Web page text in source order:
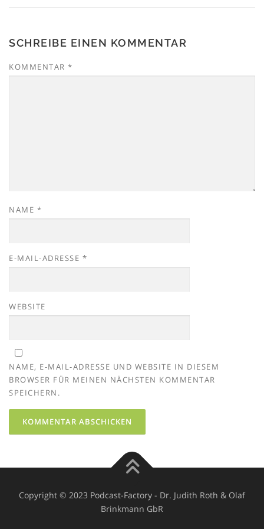
SCHREIBE EINEN KOMMENTAR
KOMMENTAR *
NAME *
E-MAIL-ADRESSE *
WEBSITE
NAME, E-MAIL-ADRESSE UND WEBSITE IN DIESEM
BROWSER FÜR MEINEN NÄCHSTEN KOMMENTAR
SPEICHERN.
Copyright © 2023 Podcast-Factory - Dr. Judith Roth & Olaf
Brinkmann GbR